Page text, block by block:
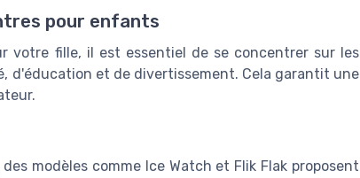
pour enfants
votre fille, il est essentiel de se concentrer sur les
d'éducation et de divertissement. Cela garantit une
modèles comme Ice Watch et Flik Flak proposent